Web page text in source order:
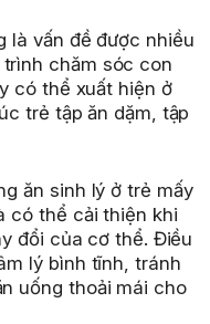
là vấn đề được nhiều
chăm sóc con
có thể xuất hiện ở
trẻ tập ăn dặm, tập
ăn sinh lý ở trẻ mấy
có thể cải thiện khi
đổi của cơ thể. Điều
lý bình tĩnh, tránh
uống thoải mái cho